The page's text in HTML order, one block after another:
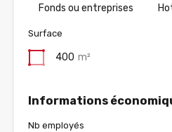
Fonds ou entreprises
Surface
400 m²
Informations
Nb employés